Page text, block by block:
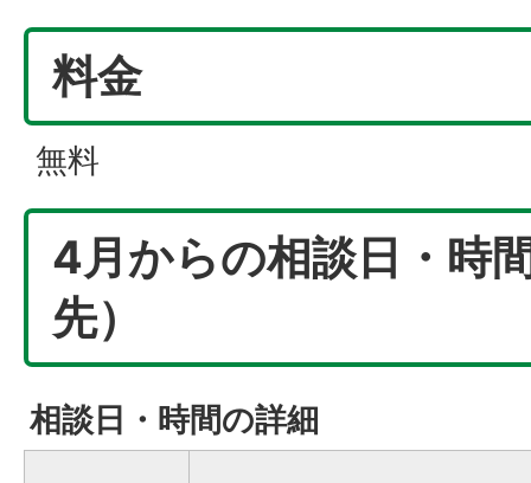
料金
無料
4月からの相談日・時
先）
相談日・時間の詳細